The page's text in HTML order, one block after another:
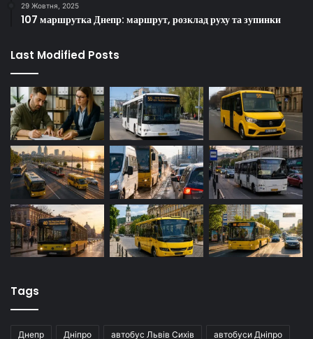
29 Жовтня, 2025
107 маршрутка Днепр: маршрут, розклад руху та зупинки
Last Modified Posts
Tags
Днепр Дніпро автобус Львів Сихів автобуси Дніпро